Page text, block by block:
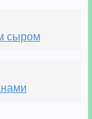
сыром